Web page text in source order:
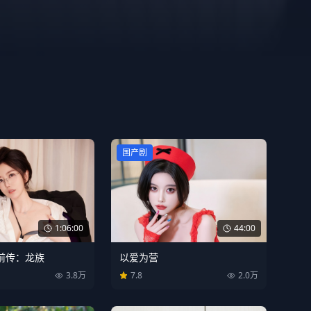
1:06:00
传：龙族
3.8万
国产剧
44:00
以爱为营
7.8 2.0万